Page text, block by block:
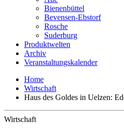
Bienenbüttel
Bevensen-Ebstorf
Rosche
Suderburg
Produktwelten
Archiv
Veranstaltungskalender
Home
Wirtschaft
Haus des Goldes in Uelzen:
Wirtschaft